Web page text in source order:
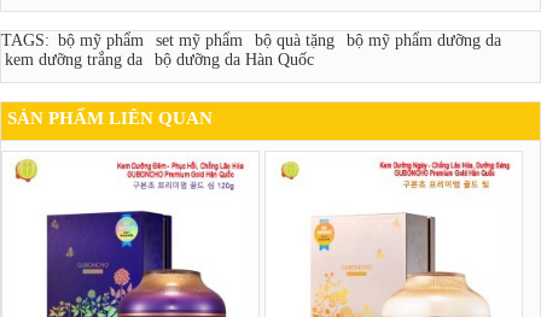
TAGS: bộ mỹ phẩm set mỹ phẩm bộ quà tặng
bộ mỹ phẩm dưỡng da
kem dưỡng trắng da
bộ dưỡng da Hàn Quốc
SẢN PHẨM LIÊN QUAN